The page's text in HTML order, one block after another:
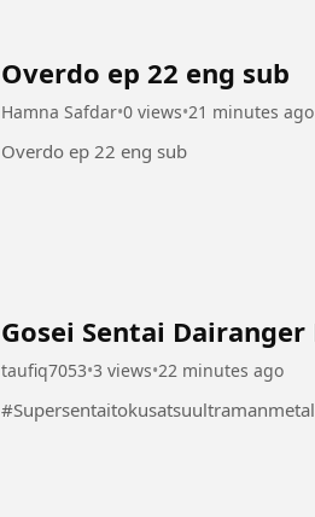
Overdo ep 22 eng sub
Hamna Safdar•0 views•21 minutes ago
Overdo ep 22 eng sub
Gosei Sentai
taufiq7053•3 views•22 minutes ago